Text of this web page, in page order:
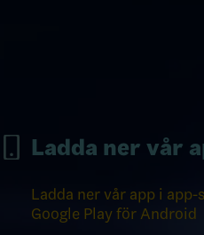
Ladda ner vår
Ladda ner vår app i
Google Play för Android